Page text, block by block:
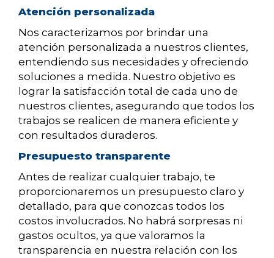
Atención personalizada
Nos caracterizamos por brindar una
atención personalizada a nuestros clientes,
entendiendo sus necesidades y ofreciendo
soluciones a medida. Nuestro objetivo es
lograr la satisfacción total de cada uno de
nuestros clientes, asegurando que todos los
trabajos se realicen de manera eficiente y
con resultados duraderos.
Presupuesto transparente
Antes de realizar cualquier trabajo, te
proporcionaremos un presupuesto claro y
detallado, para que conozcas todos los
costos involucrados. No habrá sorpresas ni
gastos ocultos, ya que valoramos la
transparencia en nuestra relación con los